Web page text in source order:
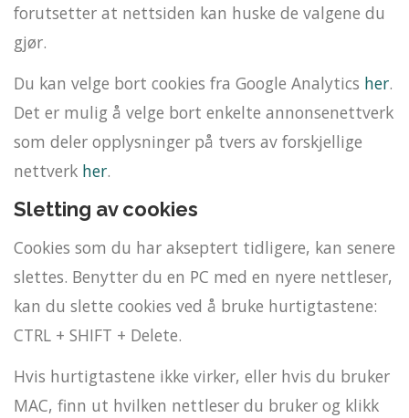
forutsetter at nettsiden kan huske de valgene du
gjør.
Du kan velge bort cookies fra Google Analytics her.
Det er mulig å velge bort enkelte annonsenettverk
som deler opplysninger på tvers av forskjellige
nettverk her.
Sletting av cookies
Cookies som du har akseptert tidligere, kan senere
slettes. Benytter du en PC med en nyere nettleser,
kan du slette cookies ved å bruke hurtigtastene:
CTRL + SHIFT + Delete.
Hvis hurtigtastene ikke virker, eller hvis du bruker
MAC, finn ut hvilken nettleser du bruker og klikk